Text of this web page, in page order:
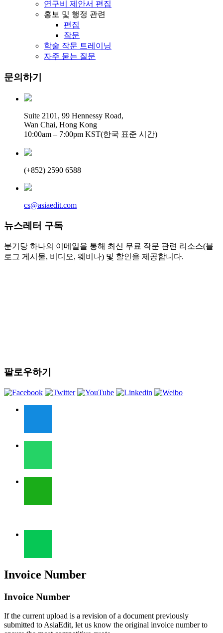
연구비 제안서 편집
홍보 및 행정 관련
편집
작문
학술 작문 트레이닝
자주 묻는 질문
문의하기
Suite 2101, 99 Hennessy Road,
Wan Chai, Hong Kong
10:00am – 7:00pm KST(한국 표준 시간)
(+852) 2590 6588
cs@asiaedit.com
뉴스레터 구독
분기당 하나의 이메일을 통해 최신 무료 작문 관련 리소스(블
로그 게시물, 비디오, 웨비나) 및 할인을 제공합니다.
팔로우하기
Invoice Number
Invoice Number
If the current upload is a revision of a document previously
submitted to AsiaEdit, let us know the original invoice number to